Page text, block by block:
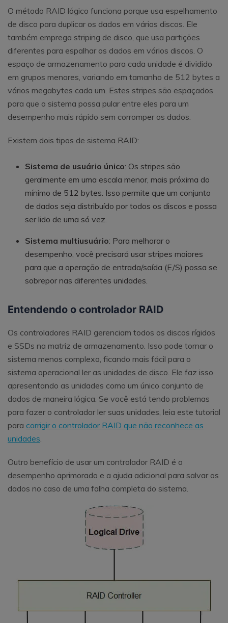
O método RAID lógico funciona porque usa espelhamento
de disco para duplicar os dados em vários discos. Ele
também emprega striping de disco, que usa partições
diferentes para espalhar os dados em vários discos. O
espaço de armazenamento para cada unidade é dividido
em grupos menores, variando em tamanho de 512 bytes a
vários megabytes cada um. Estes stripes são espaçados
para que o sistema possa pular entre eles para um
desempenho mais rápido sem corromper os dados.
Existem dois tipos de sistema RAID:
Sistema de usuário único: Os stripes são
geralmente em uma escala menor, mais próxima do
mínimo de 512 bytes. Isso permite que um conjunto
de dados seja distribuído por todos os discos e possa
ser lido de uma só vez.
Sistema multiusuário: Para melhorar o
desempenho, você precisará usar stripes maiores
para que a operação de entrada/saída (E/S) possa se
sobrepor nas diferentes unidades.
Entendendo o controlador RAID
Os controladores RAID gerenciam todos os discos rígidos
e SSDs na matriz de armazenamento. Isso pode tornar o
sistema menos complexo, ficando mais fácil para o
sistema operacional ler as unidades de disco. Ele faz isso
apresentando as unidades como um único conjunto de
dados de maneira lógica. Se você está tendo problemas
para fazer o controlador ler suas unidades, leia este tutorial
para corrigir o controlador RAID que não reconhece as
unidades
Outro benefício de usar um controlador RAID é o
desempenho aprimorado e a ajuda adicional para salvar os
dados no caso de uma falha completa do sistema.